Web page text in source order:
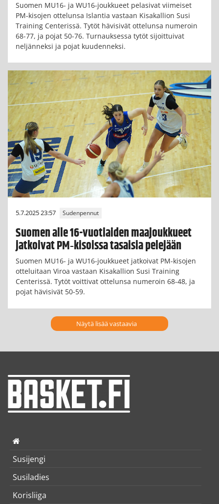
Suomen MU16- ja WU16-joukkueet pelasivat viimeiset
PM-kisojen ottelunsa Islantia vastaan Kisakallion Susi
Training Centerissä. Tytöt hävisivät ottelunsa numeroin
68-77, ja pojat 50-76. Turnauksessa tytöt sijoittuivat
neljänneksi ja pojat kuudenneksi.
5.7.2025 23:57 Sudenpennut
Suomen alle 16-vuotiaiden maajoukkueet
jatkoivat PM‑kisoissa tasaisia pelejään
Suomen MU16- ja WU16-joukkueet jatkoivat PM-kisojen
otteluitaan Viroa vastaan Kisakallion Susi Training
Centerissä. Tytöt voittivat ottelunsa numeroin 68-48, ja
pojat hävisivät 50-59.
Näytä lisää vastaavia
Susijengi
Susiladies
Korisliiga